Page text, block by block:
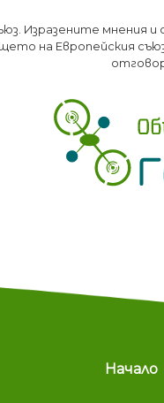
Изразените
на Европейския
Начало